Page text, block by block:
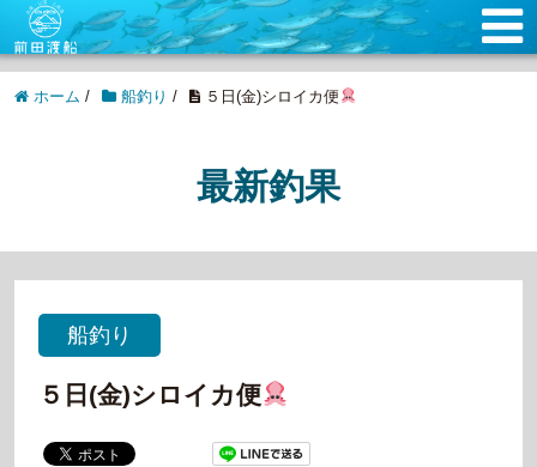
ホーム / 船釣り / ５日(金)シロイカ便
最新釣果
船釣り
５日(金)シロイカ便